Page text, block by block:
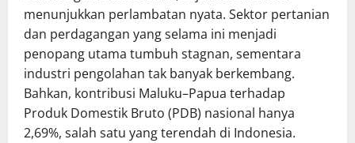
menunjukkan perlambatan nyata. Sektor pertanian
dan perdagangan yang selama ini menjadi
penopang utama tumbuh stagnan, sementara
industri pengolahan tak banyak berkembang.
Bahkan, kontribusi Maluku–Papua terhadap
Produk Domestik Bruto (PDB) nasional hanya
2,69%, salah satu yang terendah di Indonesia.